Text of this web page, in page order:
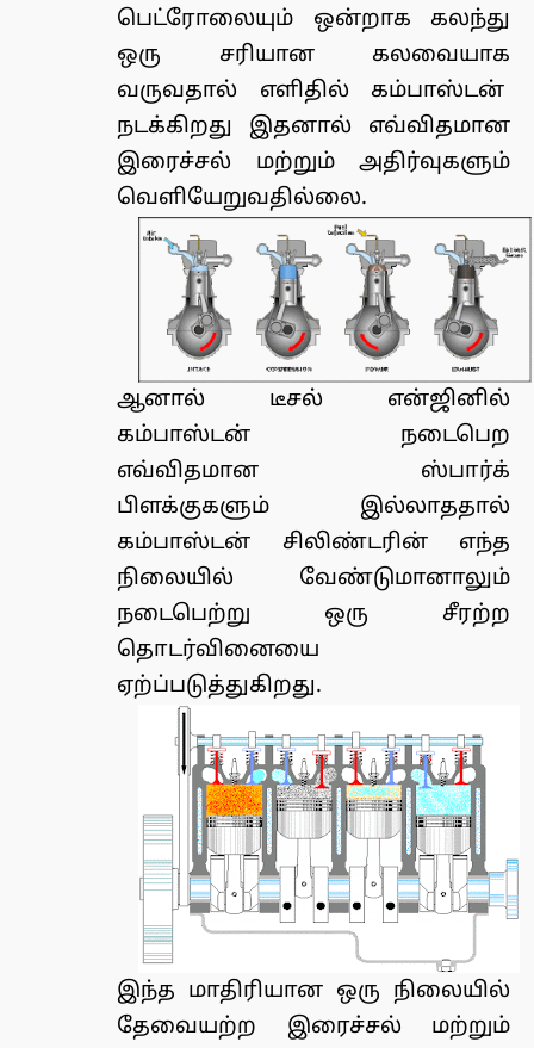
பெட்ரோலையும் ஒன்றாக கலந்து
ஒரு சரியான கலவையாக
வருவதால் எளிதில் கம்பாஸ்டன்
நடக்கிறது இதனால் எவ்விதமான
இரைச்சல் மற்றும் அதிர்வுகளும்
வெளியேறுவதில்லை.
ஆனால் டீசல் என்ஜினில்
கம்பாஸ்டன் நடைபெற
எவ்விதமான ஸ்பார்க்
பிளக்குகளும் இல்லாததால்
கம்பாஸ்டன் சிலிண்டரின் எந்த
நிலையில் வேண்டுமானாலும்
நடைபெற்று ஒரு சீரற்ற
தொடர்வினையை
ஏற்ப்படுத்துகிறது.
இந்த மாதிரியான ஒரு நிலையில்
தேவையற்ற இரைச்சல் மற்றும்